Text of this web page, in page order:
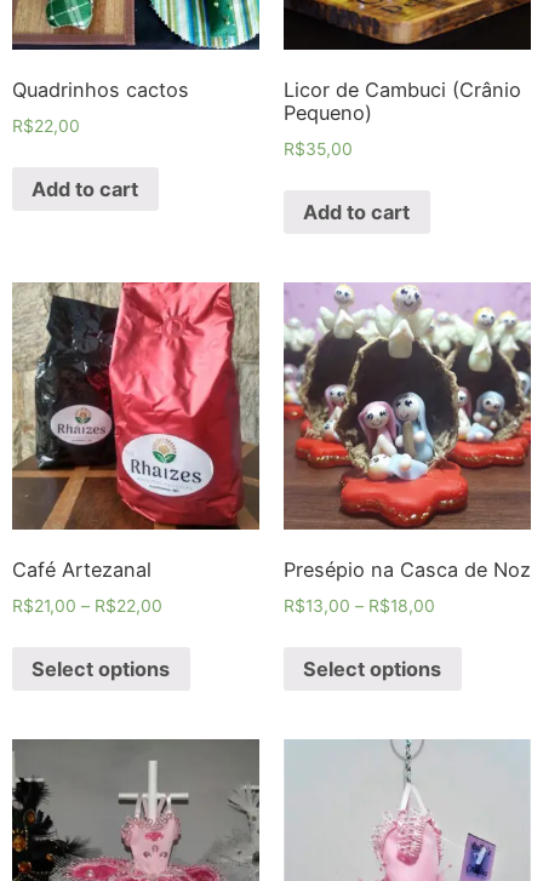
Quadrinhos cactos
R$22,00
Add to cart
Licor de Cambuci (Crânio
Pequeno)
R$35,00
Add to cart
Café Artezanal
R$21,00 – R$22,00
Select options
Presépio na Casca de Noz
R$13,00 – R$18,00
Select options